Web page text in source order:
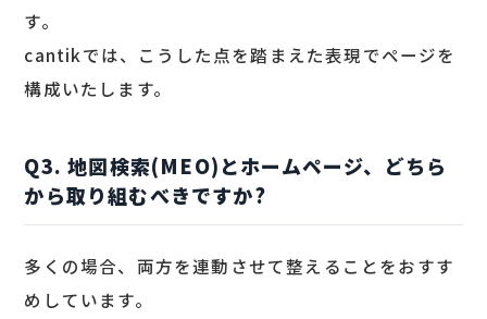
す。
cantikでは、こうした点を踏まえた表現でページを
構成いたします。
Q3. 地図検索(MEO)とホームページ、どちら
から取り組むべきですか?
多くの場合、両方を連動させて整えることをおすす
めしています。